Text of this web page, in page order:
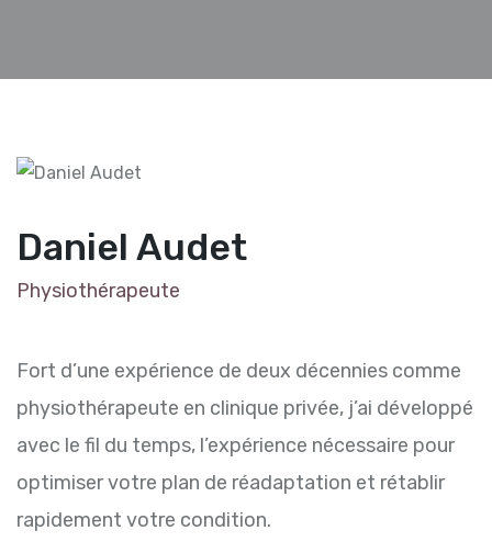
Daniel Audet
Physiothérapeute
Fort d’une expérience de deux décennies comme
physiothérapeute en clinique privée, j’ai développé
avec le fil du temps, l’expérience nécessaire pour
optimiser votre plan de réadaptation et rétablir
rapidement votre condition.